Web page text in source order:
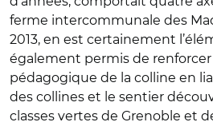
ferme intercommunale des
2013, en est certainement
également permis de
pédagogique de la colline en
des collines et le sentier
classes vertes de Grenoble et